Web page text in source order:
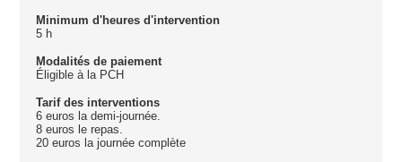
Minimum d'heures d'intervention
5 h
Modalités de paiement
Éligible à la PCH
Tarif des interventions
6 euros la demi-journée.
8 euros le repas.
20 euros la journée complète